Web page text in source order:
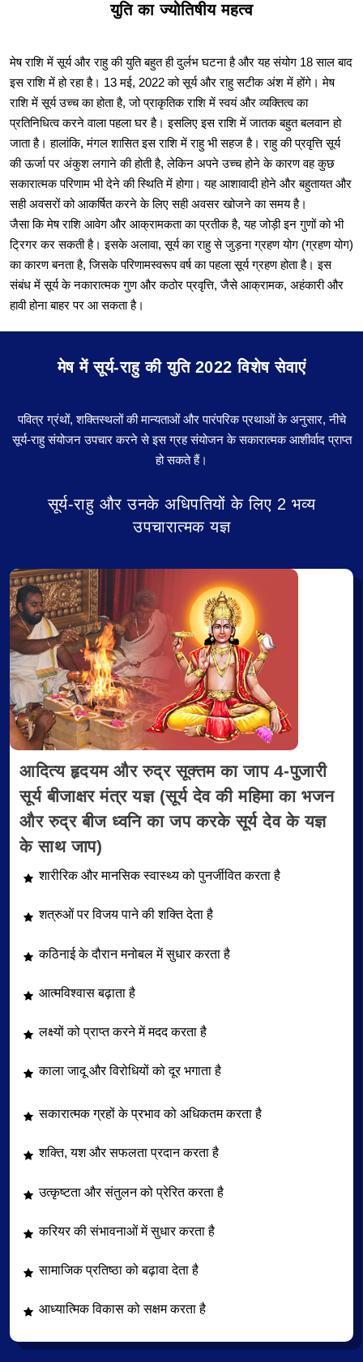
युति का ज्योतिषीय महत्व
मेष राशि में सूर्य और राहु की युति बहुत ही दुर्लभ घटना है और यह संयोग 18 साल बाद
इस राशि में हो रहा है। 13 मई, 2022 को सूर्य और राहु सटीक अंश में होंगे। मेष
राशि में सूर्य उच्च का होता है, जो प्राकृतिक राशि में स्वयं और व्यक्तित्व का
प्रतिनिधित्व करने वाला पहला घर है। इसलिए इस राशि में जातक बहुत बलवान हो
जाता है। हालांकि, मंगल शासित इस राशि में राहु भी सहज है। राहु की प्रवृत्ति सूर्य
की ऊर्जा पर अंकुश लगाने की होती है, लेकिन अपने उच्च होने के कारण वह कुछ
सकारात्मक परिणाम भी देने की स्थिति में होगा। यह आशावादी होने और बहुतायत और
सही अवसरों को आकर्षित करने के लिए सही अवसर खोजने का समय है।
जैसा कि मेष राशि आवेग और आक्रामकता का प्रतीक है, यह जोड़ी इन गुणों को भी
ट्रिगर कर सकती है। इसके अलावा, सूर्य का राहु से जुड़ना ग्रहण योग (ग्रहण योग)
का कारण बनता है, जिसके परिणामस्वरूप वर्ष का पहला सूर्य ग्रहण होता है। इस
संबंध में सूर्य के नकारात्मक गुण और कठोर प्रवृत्ति, जैसे आक्रामक, अहंकारी और
हावी होना बाहर पर आ सकता है।
मेष में सूर्य-राहु की युति 2022 विशेष सेवाएं
पवित्र ग्रंथों, शक्तिस्थलों की मान्यताओं और पारंपरिक प्रथाओं के अनुसार, नीचे
सूर्य-राहु संयोजन उपचार करने से इस ग्रह संयोजन के सकारात्मक आशीर्वाद प्राप्त
हो सकते हैं।
सूर्य-राहु और उनके अधिपतियों के लिए 2 भव्य
उपचारात्मक यज्ञ
आदित्य हृदयम और रुद्र सूक्तम का जाप 4-पुजारी
सूर्य बीजाक्षर मंत्र यज्ञ (सूर्य देव की महिमा का भजन
और रुद्र बीज ध्वनि का जप करके सूर्य देव के यज्ञ
के साथ जाप)
शारीरिक और मानसिक स्वास्थ्य को पुनर्जीवित करता है
शत्रुओं पर विजय पाने की शक्ति देता है
कठिनाई के दौरान मनोबल में सुधार करता है
आत्मविश्वास बढ़ाता है
लक्ष्यों को प्राप्त करने में मदद करता है
काला जादू और विरोधियों को दूर भगाता है
सकारात्मक ग्रहों के प्रभाव को अधिकतम करता है
शक्ति, यश और सफलता प्रदान करता है
उत्कृष्टता और संतुलन को प्रेरित करता है
करियर की संभावनाओं में सुधार करता है
सामाजिक प्रतिष्ठा को बढ़ावा देता है
आध्यात्मिक विकास को सक्षम करता है